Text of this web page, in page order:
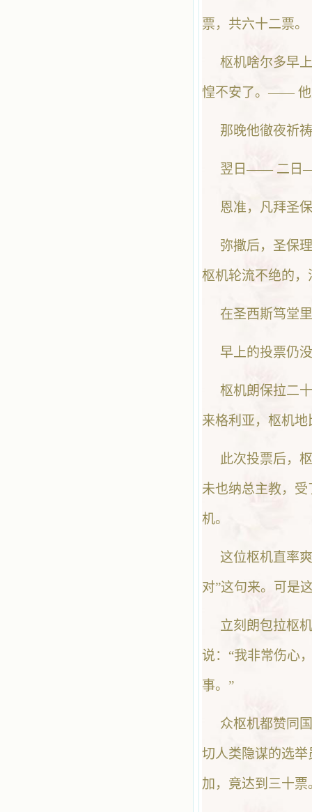
票，共六十二票。
枢机啥尔多早
惶不安了。—— 他
那晚他徹夜祈
翌日—— 二日
恩准，凡拜圣
弥撒后，圣保
枢机轮流不绝的，
在圣西斯笃堂
早上的投票仍
枢机朗保拉二
来格利亚，枢机
此次投票后，
未也纳总主教，
机。
这位枢机直率
对”这句来。可是
立刻朗包拉枢
说：“我非常伤心
事。”
众枢机都赞同
切人类隐谋的选
加，竟达到三十票